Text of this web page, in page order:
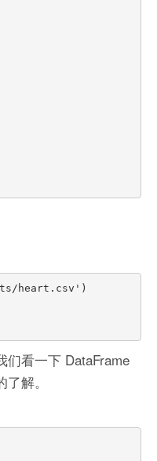
heart.csv' )
们看一下 DataFrame
解。